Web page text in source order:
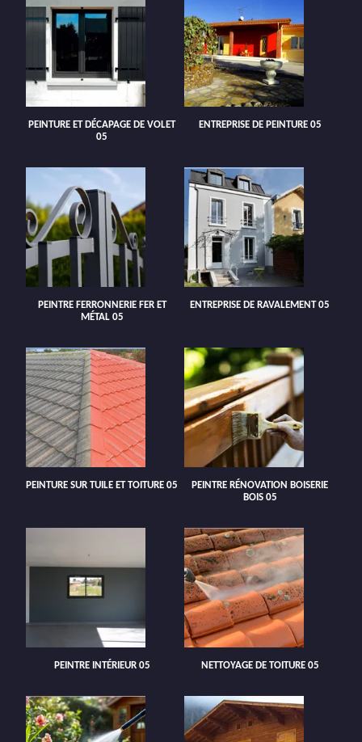
PEINTURE ET DÉCAPAGE DE VOLET
05
ENTREPRISE DE PEINTURE 05
PEINTRE FERRONNERIE FER ET
MÉTAL 05
ENTREPRISE DE RAVALEMENT 05
PEINTURE SUR TUILE ET TOITURE 05
PEINTRE RÉNOVATION BOISERIE
BOIS 05
PEINTRE INTÉRIEUR 05 NETTOYAGE DE TOITURE 05